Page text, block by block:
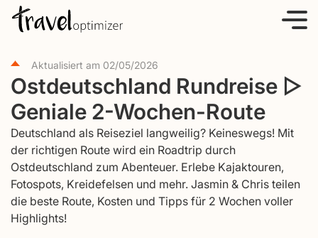
Aktualisiert am 02/05/2026
Ostdeutschland Rundreise ▷
Geniale 2-Wochen-Route
Deutschland als Reiseziel langweilig? Keineswegs! Mit
der richtigen Route wird ein Roadtrip durch
Ostdeutschland zum Abenteuer. Erlebe Kajaktouren,
Fotospots, Kreidefelsen und mehr. Jasmin & Chris teilen
die beste Route, Kosten und Tipps für 2 Wochen voller
Highlights!